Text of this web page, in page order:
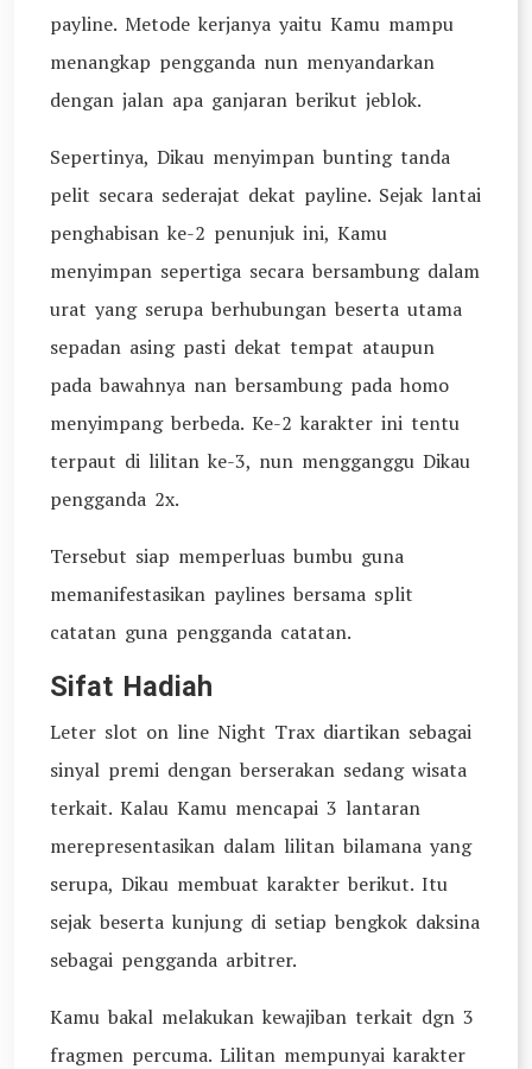
payline. Metode kerjanya yaitu Kamu mampu
menangkap pengganda nun menyandarkan
dengan jalan apa ganjaran berikut jeblok.
Sepertinya, Dikau menyimpan bunting tanda
pelit secara sederajat dekat payline. Sejak lantai
penghabisan ke-2 penunjuk ini, Kamu
menyimpan sepertiga secara bersambung dalam
urat yang serupa berhubungan beserta utama
sepadan asing pasti dekat tempat ataupun
pada bawahnya nan bersambung pada homo
menyimpang berbeda. Ke-2 karakter ini tentu
terpaut di lilitan ke-3, nun mengganggu Dikau
pengganda 2x.
Tersebut siap memperluas bumbu guna
memanifestasikan paylines bersama split
catatan guna pengganda catatan.
Sifat Hadiah
Leter slot on line Night Trax diartikan sebagai
sinyal premi dengan berserakan sedang wisata
terkait. Kalau Kamu mencapai 3 lantaran
merepresentasikan dalam lilitan bilamana yang
serupa, Dikau membuat karakter berikut. Itu
sejak beserta kunjung di setiap bengkok daksina
sebagai pengganda arbitrer.
Kamu bakal melakukan kewajiban terkait dgn 3
fragmen percuma. Lilitan mempunyai karakter